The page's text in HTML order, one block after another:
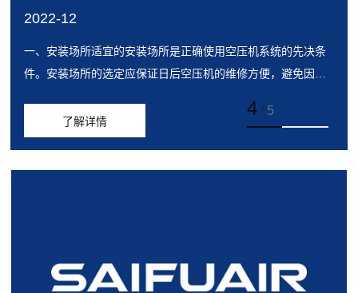
2022-12
一、安装场所适宜的安装场所是正确使用空压机系统的先决条
件。安装场所的选定应保证日后空压机的维修方便，避免因环
好，具有足够的照明，以利操作及维修。相对...
了解详情
4 / 5